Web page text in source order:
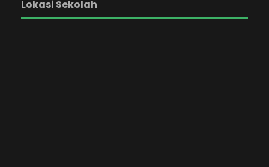
Lokasi Sekolah